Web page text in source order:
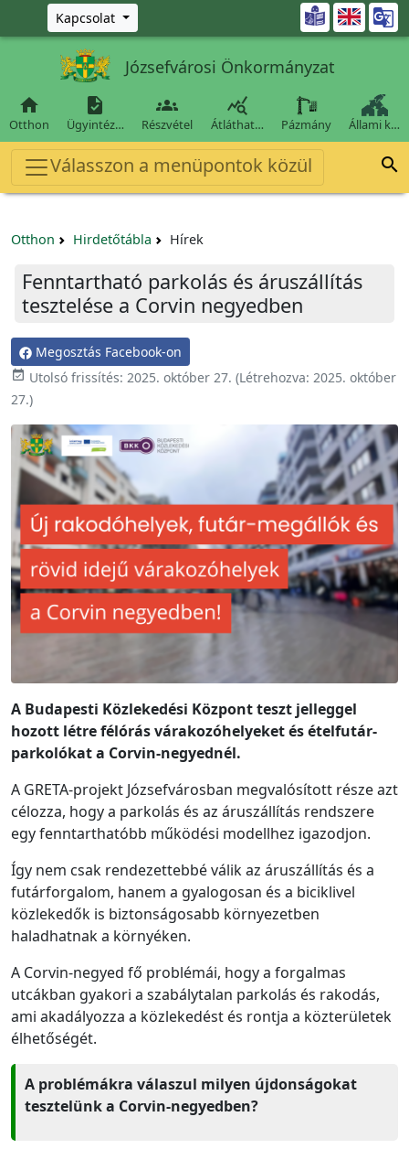
Ugrás a fő tartalomra
Kapcsolat 
Józsefvárosi Önkormányzat

Otthon

Ügyintéz…

Részvétel

Átláthat… Pázmány Állami k…
Válasszon a menüpontok közül 
Otthon Hirdetőtábla Hírek
Fenntartható parkolás és áruszállítás
tesztelése a Corvin negyedben
Megosztás Facebook-on
 Utolsó frissítés: 2025. október 27. (Létrehozva: 2025. október
27.)
A Budapesti Közlekedési Központ teszt jelleggel
hozott létre félórás várakozóhelyeket és ételfutár-
parkolókat a Corvin-negyednél.
A GRETA-projekt Józsefvárosban megvalósított része azt
célozza, hogy a parkolás és az áruszállítás rendszere
egy fenntarthatóbb működési modellhez igazodjon.
Így nem csak rendezettebbé válik az áruszállítás és a
futárforgalom, hanem a gyalogosan és a biciklivel
közlekedők is biztonságosabb környezetben
haladhatnak a környéken.
A Corvin-negyed fő problémái, hogy a forgalmas
utcákban gyakori a szabálytalan parkolás és rakodás,
ami akadályozza a közlekedést és rontja a közterületek
élhetőségét.
A problémákra válaszul milyen újdonságokat
tesztelünk a Corvin-negyedben?